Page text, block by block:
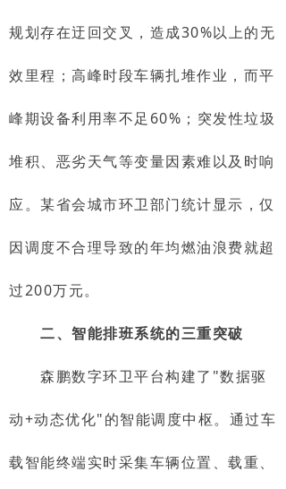
规划存在迂回交叉，造成30%以上的无
效里程；高峰时段车辆扎堆作业，而平
峰期设备利用率不足60%；突发性垃圾
堆积、恶劣天气等变量因素难以及时响
应。某省会城市环卫部门统计显示，仅
因调度不合理导致的年均燃油浪费就超
过200万元。
二、智能排班系统的三重突破
森鹏数字环卫平台构建了"数据驱
动+动态优化"的智能调度中枢。通过车
载智能终端实时采集车辆位置、载重、